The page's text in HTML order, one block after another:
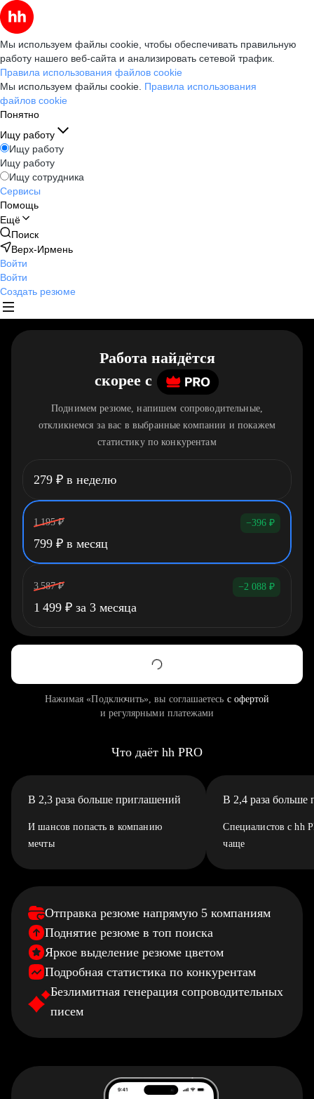
Мы используем файлы cookie, чтобы обеспечивать правильную
работу нашего веб-сайта и анализировать сетевой трафик.
Правила использования файлов cookie
Мы используем файлы cookie. Правила использования
файлов cookie
Понятно
Ищу работу
Ищу работу
Ищу работу
Ищу сотрудника
Сервисы
Помощь
Ещё
Поиск
Верх-Ирмень
Войти
Войти
Создать резюме
Работа найдётся
скорее c
Поднимем резюме, напишем сопроводительные,
откликнемся за вас в выбранные компании и покажем
статистику по конкурентам
279 ₽ в неделю
1 195 ₽ −396 ₽
799 ₽ в месяц
3 587 ₽ −2 088 ₽
1 499 ₽ за 3 месяца
Нажимая «Подключить», вы соглашаетесь с офертой
и регулярными платежами
Что даёт hh PRO
В 2,3 раза больше приглашений
И шансов попасть в компанию
мечты
В 2,4 раза больше
Специалистов с hh
чаще
Отправка резюме напрямую 5 компаниям
Поднятие резюме в топ поиска
Яркое выделение резюме цветом
Подробная статистика по конкурентам
Безлимитная генерация сопроводительных
писем